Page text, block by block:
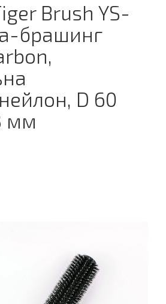
Brush YS-
брашинг
D 60
мм